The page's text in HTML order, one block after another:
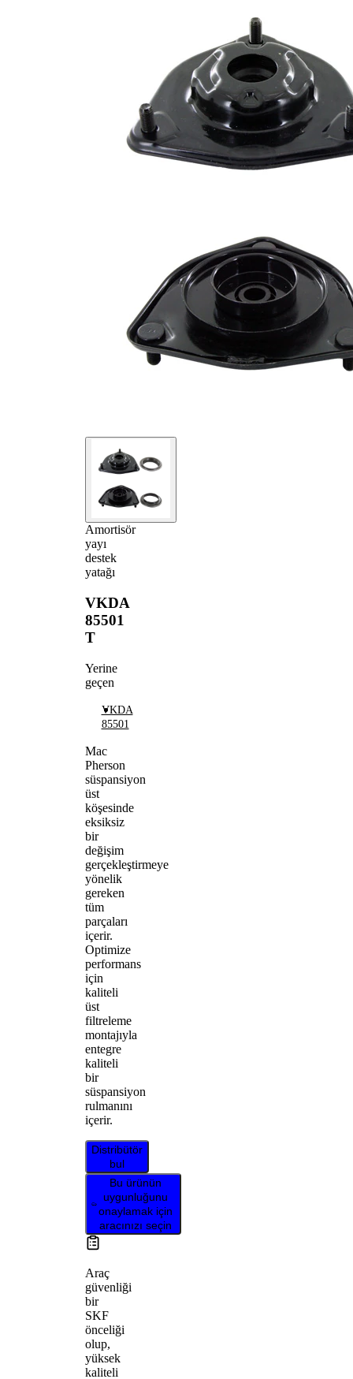
Amortisör
yayı
destek
yatağı
VKDA
85501
T
Yerine
geçen
VKDA
85501
Mac
Pherson
süspansiyon
üst
köşesinde
eksiksiz
bir
değişim
gerçekleştirmeye
yönelik
gereken
tüm
parçaları
içerir.
Optimize
performans
için
kaliteli
üst
filtreleme
montajıyla
entegre
kaliteli
bir
süspansiyon
rulmanını
içerir.
Distribütör
bul
Bu ürünün
uygunluğunu
onaylamak için
aracınızı seçin
Araç
güvenliği
bir
SKF
önceliği
olup,
yüksek
kaliteli